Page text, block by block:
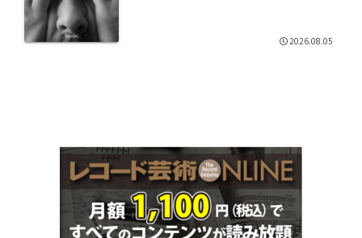
2026.08.05